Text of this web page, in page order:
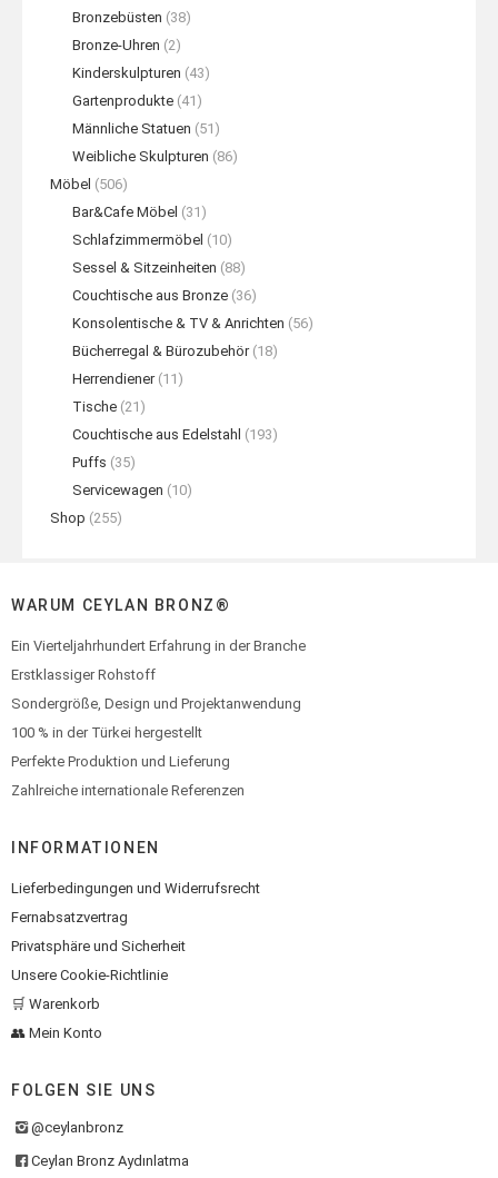
Bronzebüsten (38)
Bronze-Uhren (2)
Kinderskulpturen (43)
Gartenprodukte (41)
Männliche Statuen (51)
Weibliche Skulpturen (86)
Möbel (506)
Bar&Cafe Möbel (31)
Schlafzimmermöbel (10)
Sessel & Sitzeinheiten (88)
Couchtische aus Bronze (36)
Konsolentische & TV & Anrichten (56)
Bücherregal & Bürozubehör (18)
Herrendiener (11)
Tische (21)
Couchtische aus Edelstahl (193)
Puffs (35)
Servicewagen (10)
Shop (255)
WARUM CEYLAN BRONZ®
Ein Vierteljahrhundert Erfahrung in der Branche
Erstklassiger Rohstoff
Sondergröße, Design und Projektanwendung
100 % in der Türkei hergestellt
Perfekte Produktion und Lieferung
Zahlreiche internationale Referenzen
INFORMATIONEN
Lieferbedingungen und Widerrufsrecht
Fernabsatzvertrag
Privatsphäre und Sicherheit
Unsere Cookie-Richtlinie
🛒 Warenkorb
👥 Mein Konto
FOLGEN SIE UNS
@ceylanbronz
Ceylan Bronz Aydınlatma